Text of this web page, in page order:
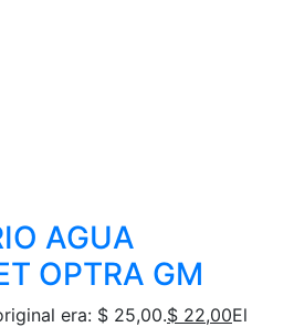
AGUA
OPTRA GM
era: $ 25,00.$ 22,00El